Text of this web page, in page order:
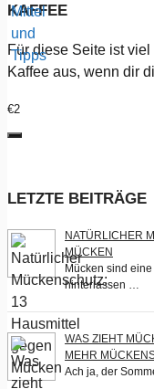
KAFFEE
Für diese Seite ist
Kaffee aus, wenn dir
€2
LETZTE BEITRÄGE
NATÜRLICHER
MÜCKEN
Mücken sind
hinterlassen …
WAS ZIEHT
MEHR
Ach ja, der